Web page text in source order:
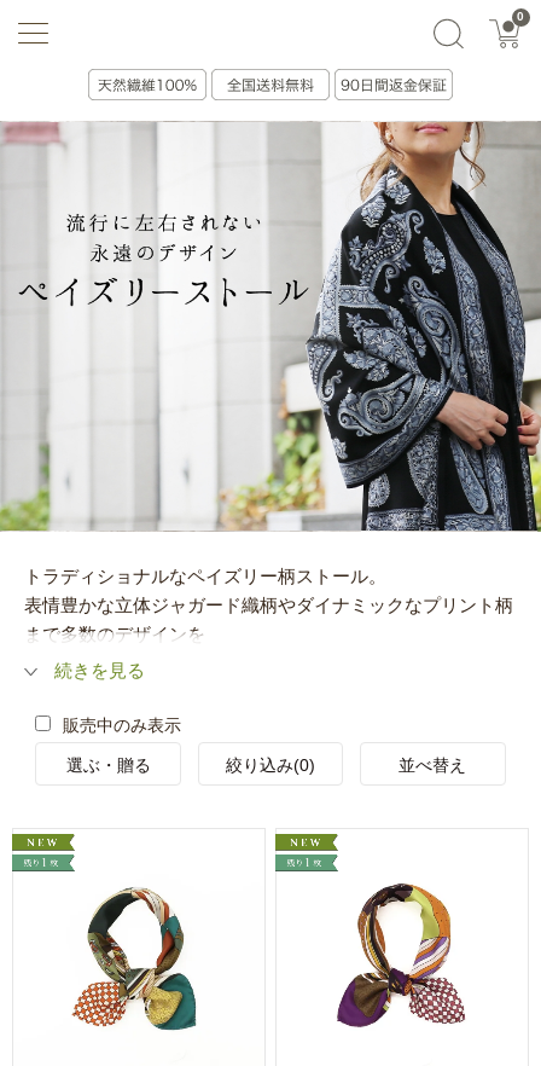
0
並べ替え
トラディショナルなペイズリー柄ストール。
表情豊かな立体ジャガード織柄やダイナミックなプリント柄
まで多数のデザインを
続きを見る
販売中のみ表示
選ぶ・贈る 絞り込み(0) 並べ替え